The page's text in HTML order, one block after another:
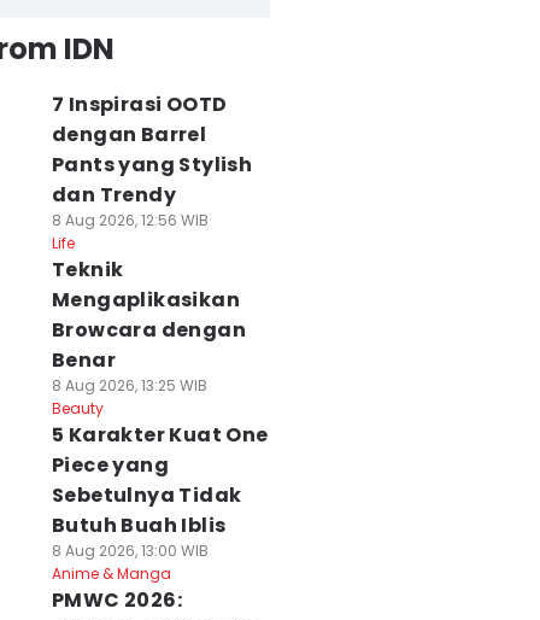
IDN
7 Inspirasi OOTD
dengan Barrel
Pants yang Stylish
dan Trendy
8 Aug 2026, 12:56 WIB
Life
Teknik
Mengaplikasikan
Browcara dengan
Benar
8 Aug 2026, 13:25 WIB
Beauty
5 Karakter Kuat One
Piece yang
Sebetulnya Tidak
Butuh Buah Iblis
8 Aug 2026, 13:00 WIB
Anime & Manga
PMWC 2026: